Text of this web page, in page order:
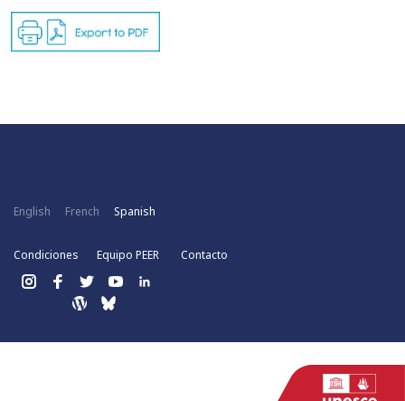
English French Spanish
Condiciones Equipo PEER Contacto